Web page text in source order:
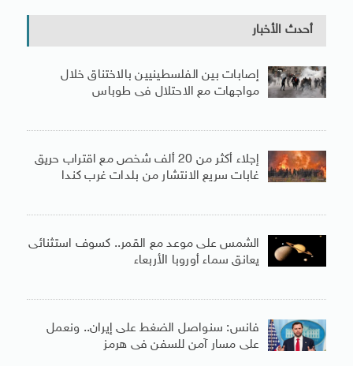
أحدث الأخبار
إصابات بين الفلسطينيين بالاختناق خلال
مواجهات مع الاحتلال فى طوباس
إجلاء أكثر من 20 ألف شخص مع اقتراب حريق
غابات سريع الانتشار من بلدات غرب كندا
الشمس على موعد مع القمر.. كسوف استثنائى
يعانق سماء أوروبا الأربعاء
فانس: سنواصل الضغط على إيران.. ونعمل
على مسار آمن للسفن فى هرمز